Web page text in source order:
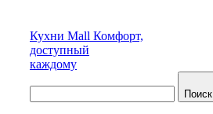
Кухни Mall Комфорт,
доступный
каждому
Поиск